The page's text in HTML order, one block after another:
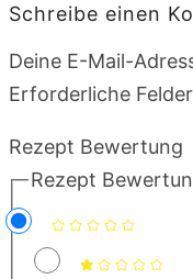
Schreibe einen
Deine E-Mail-
Erforderliche
Rezept Bewertung
Rezept